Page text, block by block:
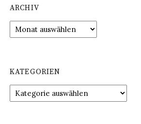
ARCHIV
Archiv
KATEGORIEN
Kategorien